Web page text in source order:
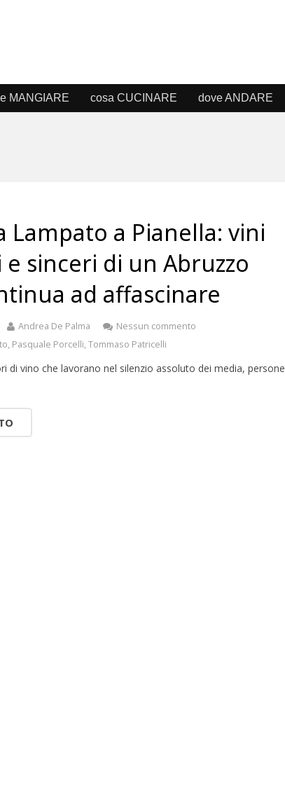
MANGIARE cosa CUCINARE dove ANDARE
Lampato a Pianella: vini
sinceri di un Abruzzo
ad affascinare
Andrea De Palma
Nessun commento
, Pasquale Porcelli,Tommaso Patricelli
di vino che lavorano nel silenzio assoluto dei media, persone